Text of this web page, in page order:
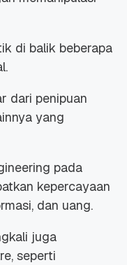
di balik beberapa
dari penipuan
yang
pada
kepercayaan
dan uang.
juga
seperti